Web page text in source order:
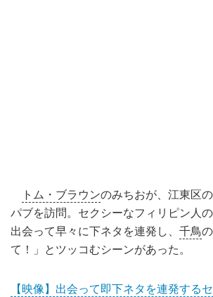
トム・ブラウンのみちおが、江東区
パブを訪問。セクシーなフィリピン人の
出会って早々に下ネタを連発し、 千鳥
て！」とツッコむシーンがあった。
【映像】出会って即下ネタを連発する